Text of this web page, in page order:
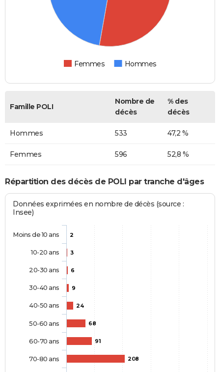
Femmes Hommes
Famille POLI
Nombre de
décès
% des
décès
Hommes 533 47,2 %
Femmes 596 52,8 %
Répartition des décès de POLI par tranche d'âges
Données exprimées en nombre de décès (source :
Insee)
2
3
6
9
24
68
91
208
Moins de 10 ans
10-20 ans
20-30 ans
30-40 ans
40-50 ans
50-60 ans
60-70 ans
70-80 ans